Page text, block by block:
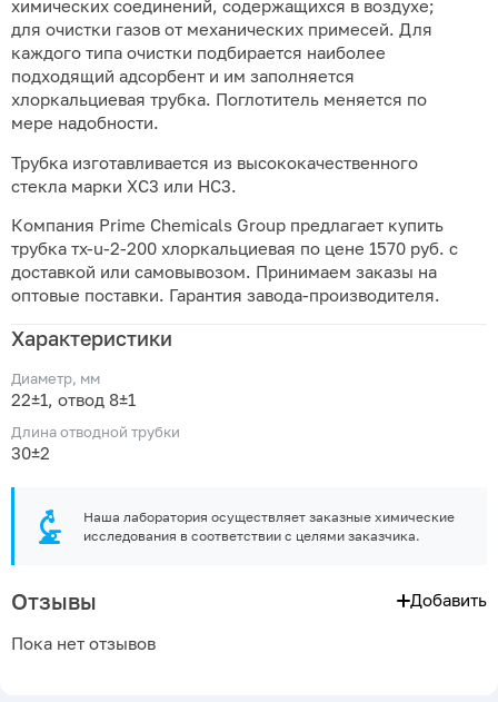
химических соединений, содержащихся в воздухе;
для очистки газов от механических примесей. Для
каждого типа очистки подбирается наиболее
подходящий адсорбент и им заполняется
хлоркальциевая трубка. Поглотитель меняется по
мере надобности.
Трубка изготавливается из высококачественного
стекла марки ХС3 или НС3.
Компания Prime Chemicals Group предлагает купить
трубка тх-u-2-200 хлоркальциевая по цене 1570 руб. с
доставкой или самовывозом. Принимаем заказы на
оптовые поставки. Гарантия завода-производителя.
Характеристики
Диаметр, мм
22±1, отвод 8±1
Длина отводной трубки
30±2
Наша лаборатория осуществляет заказные химические
исследования в соответствии с целями заказчика.
Отзывы Добавить
Пока нет отзывов